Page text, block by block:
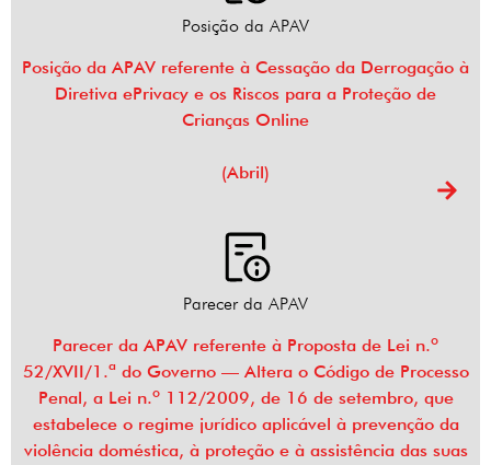
Posição da APAV
Posição da APAV referente à Cessação da Derrogação à
Diretiva ePrivacy e os Riscos para a Proteção de
Crianças Online
(Abril)
Parecer da APAV
Parecer da APAV referente à Proposta de Lei n.º
52/XVII/1.ª do Governo — Altera o Código de Processo
Penal, a Lei n.º 112/2009, de 16 de setembro, que
estabelece o regime jurídico aplicável à prevenção da
violência doméstica, à proteção e à assistência das suas